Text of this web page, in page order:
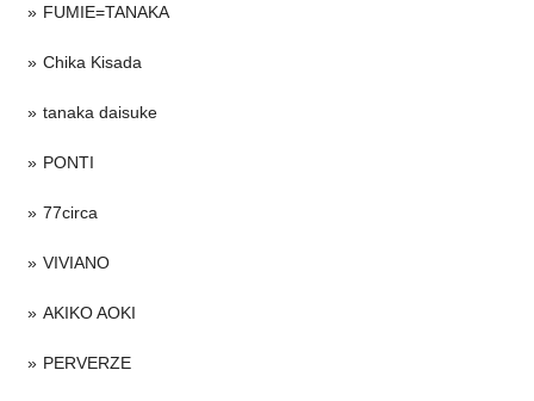
FUMIE=TANAKA
Chika Kisada
tanaka daisuke
PONTI
77circa
VIVIANO
AKIKO AOKI
PERVERZE